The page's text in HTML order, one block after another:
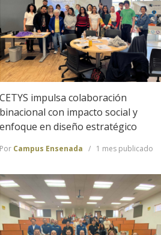
CETYS impulsa colaboración
binacional con impacto social y
enfoque en diseño estratégico
Por Campus Ensenada 1 mes publicado